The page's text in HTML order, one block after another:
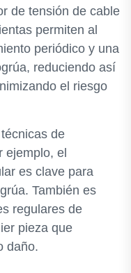
de tensión de cable
permiten al
periódico y una
reduciendo así
el riesgo
de
ejemplo, el
es clave para
También es
regulares de
pieza que
daño.